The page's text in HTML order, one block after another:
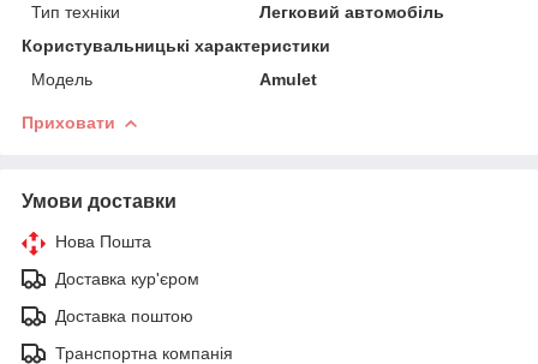
Тип техніки
Легковий автомобіль
Користувальницькі характеристики
Мoдель
Amulet
Приховати
Умови доставки
Нова Пошта
Доставка кур'єром
Доставка поштою
Транспортна компанія